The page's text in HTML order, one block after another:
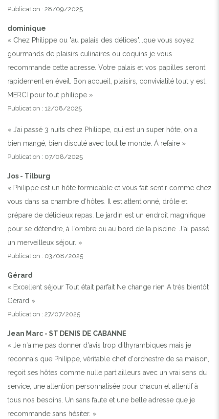
Publication : 28/09/2025
dominique
« Chez Philippe ou "au palais des délices"...que vous soyez
gourmands de plaisirs culinaires ou coquins je vous
recommande cette adresse. Votre palais et vos papilles seront
rapidement en éveil. Bon accueil, plaisirs, convivialité tout y est.
MERCI pour tout philippe »
Publication : 12/08/2025
« J’ai passé 3 nuits chez Philippe, qui est un super hôte, on a
bien mangé, bien discuté avec tout le monde. À refaire »
Publication : 07/08/2025
Jos - Tilburg
« Philippe est un hôte formidable et vous fait sentir comme chez
vous dans sa chambre d'hôtes. Il est attentionné, drôle et
prépare de délicieux repas. Le jardin est un endroit magnifique
pour se détendre, à l'ombre ou au bord de la piscine. J'ai passé
un merveilleux séjour. »
Publication : 03/08/2025
Gérard
« Excellent séjour Tout était parfait Ne change rien A très bientôt
Gérard »
Publication : 27/07/2025
Jean Marc - ST DENIS DE CABANNE
« Je n'aime pas donner d'avis trop dithyrambiques mais je
reconnais que Philippe, véritable chef d'orchestre de sa maison,
reçoit ses hôtes comme nulle part ailleurs avec un vrai sens du
service, une attention personnalisée pour chacun et attentif à
tous nos besoins. Un sans faute et une belle adresse que je
recommande sans hésiter. »